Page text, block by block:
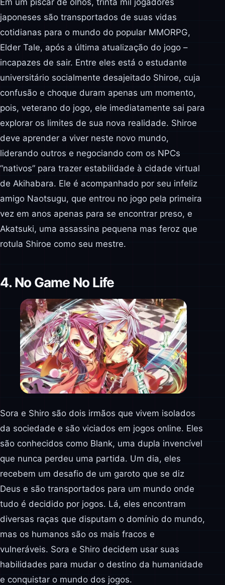
japoneses são transportados de suas vidas
cotidianas para o mundo do popular MMORPG,
Elder Tale, após a última atualização do jogo –
incapazes de sair. Entre eles está o estudante
universitário socialmente desajeitado Shiroe, cuja
confusão e choque duram apenas um momento,
pois, veterano do jogo, ele imediatamente sai para
explorar os limites de sua nova realidade. Shiroe
deve aprender a viver neste novo mundo,
liderando outros e negociando com os NPCs
“nativos” para trazer estabilidade à cidade virtual
de Akihabara. Ele é acompanhado por seu infeliz
amigo Naotsugu, que entrou no jogo pela primeira
vez em anos apenas para se encontrar preso, e
Akatsuki, uma assassina pequena mas feroz que
rotula Shiroe como seu mestre.
4. No Game No Life
Sora e Shiro são dois irmãos que vivem isolados
da sociedade e são viciados em jogos online. Eles
são conhecidos como Blank, uma dupla invencível
que nunca perdeu uma partida. Um dia, eles
recebem um desafio de um garoto que se diz
Deus e são transportados para um mundo onde
tudo é decidido por jogos. Lá, eles encontram
diversas raças que disputam o domínio do mundo,
mas os humanos são os mais fracos e
vulneráveis. Sora e Shiro decidem usar suas
habilidades para mudar o destino da humanidade
e conquistar o mundo dos jogos.